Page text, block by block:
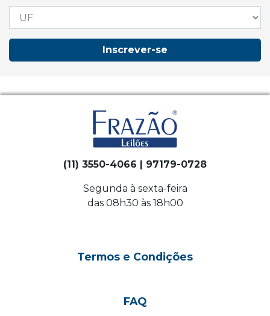
Inscrever-se
(11) 3550-4066 | 97179-0728
Segunda à sexta-feira
das 08h30 às 18h00
Termos e Condições
FAQ